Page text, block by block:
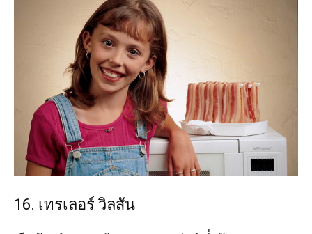
16. เทรเลอร์ วิลสัน